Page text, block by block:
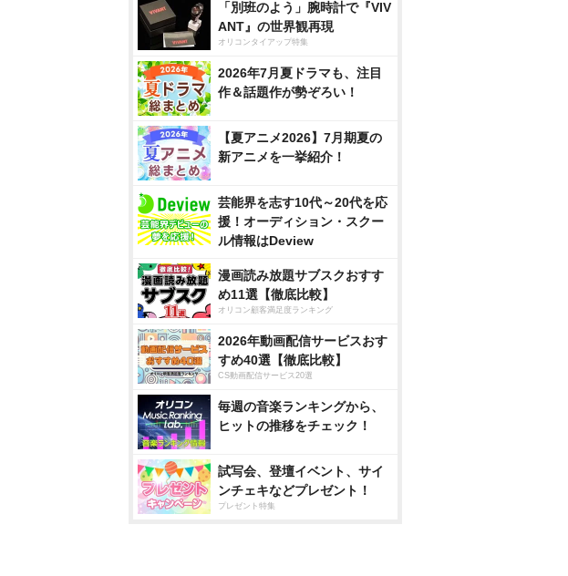
「別班のよう」腕時計で『VIV
ANT』の世界観再現
オリコンタイアップ特集
2026年7月夏ドラマも、注目
作＆話題作が勢ぞろい！
【夏アニメ2026】7月期夏の
新アニメを一挙紹介！
芸能界を志す10代～20代を応
援！オーディション・スクー
ル情報はDeview
漫画読み放題サブスクおすす
め11選【徹底比較】
オリコン顧客満足度ランキング
2026年動画配信サービスおす
すめ40選【徹底比較】
CS動画配信サービス20選
毎週の音楽ランキングから、
ヒットの推移をチェック！
試写会、登壇イベント、サイ
ンチェキなどプレゼント！
プレゼント特集